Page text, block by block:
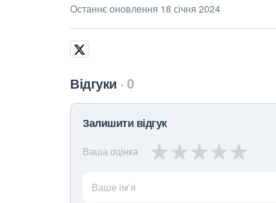
Останнє оновлення 18 січня 2024
Відгуки 0
Залишити відгук
Ваша оцінка
Ваше ім’я